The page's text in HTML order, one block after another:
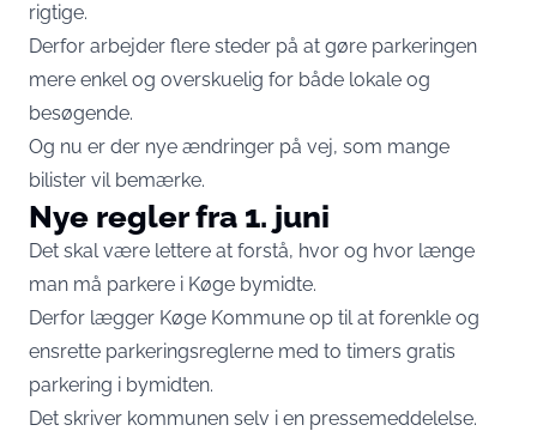
rigtige.
Derfor arbejder flere steder på at gøre parkeringen
mere enkel og overskuelig for både lokale og
besøgende.
Og nu er der nye ændringer på vej, som mange
bilister vil bemærke.
Nye regler fra 1. juni
Det skal være lettere at forstå, hvor og hvor længe
man må parkere i Køge bymidte.
Derfor lægger Køge Kommune op til at forenkle og
ensrette parkeringsreglerne med to timers gratis
parkering i bymidten.
Det skriver kommunen selv i en pressemeddelelse.